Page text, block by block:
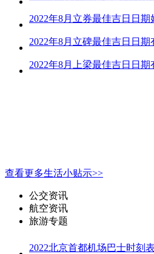
查看更多生活小贴示>>
公交资讯
航空资讯
旅游专题
2022北京首都机场巴士时刻